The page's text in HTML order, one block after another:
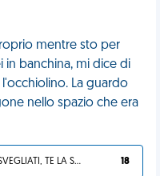
mentre sto per
in banchina, mi dice di
La guardo
nello spazio che era
SVEGLIATI, TE LA SEI CERCATA! 18